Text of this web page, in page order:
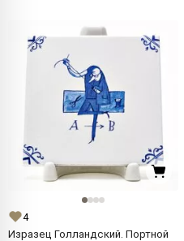
4
Изразец Голландский. Портной